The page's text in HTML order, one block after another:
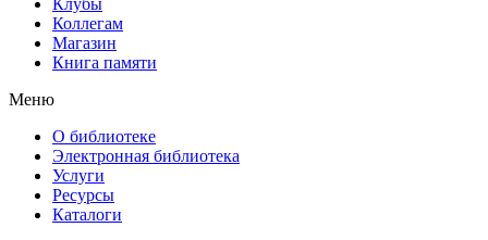
Коллегам
Магазин
Книга памяти
Меню
О библиотеке
Электронная библиотека
Услуги
Ресурсы
Каталоги